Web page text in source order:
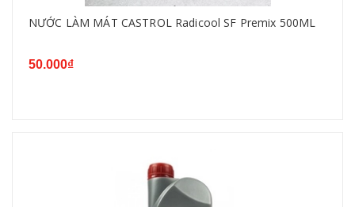
NƯỚC LÀM MÁT CASTROL Radicool SF Premix 500ML
50.000₫